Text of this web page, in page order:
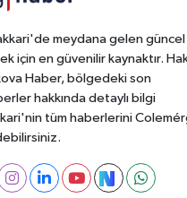
meydana gelen güncel
için en güvenilir kaynaktır.
Haber, bölgedeki son
hakkında detaylı bilgi
tüm haberlerini